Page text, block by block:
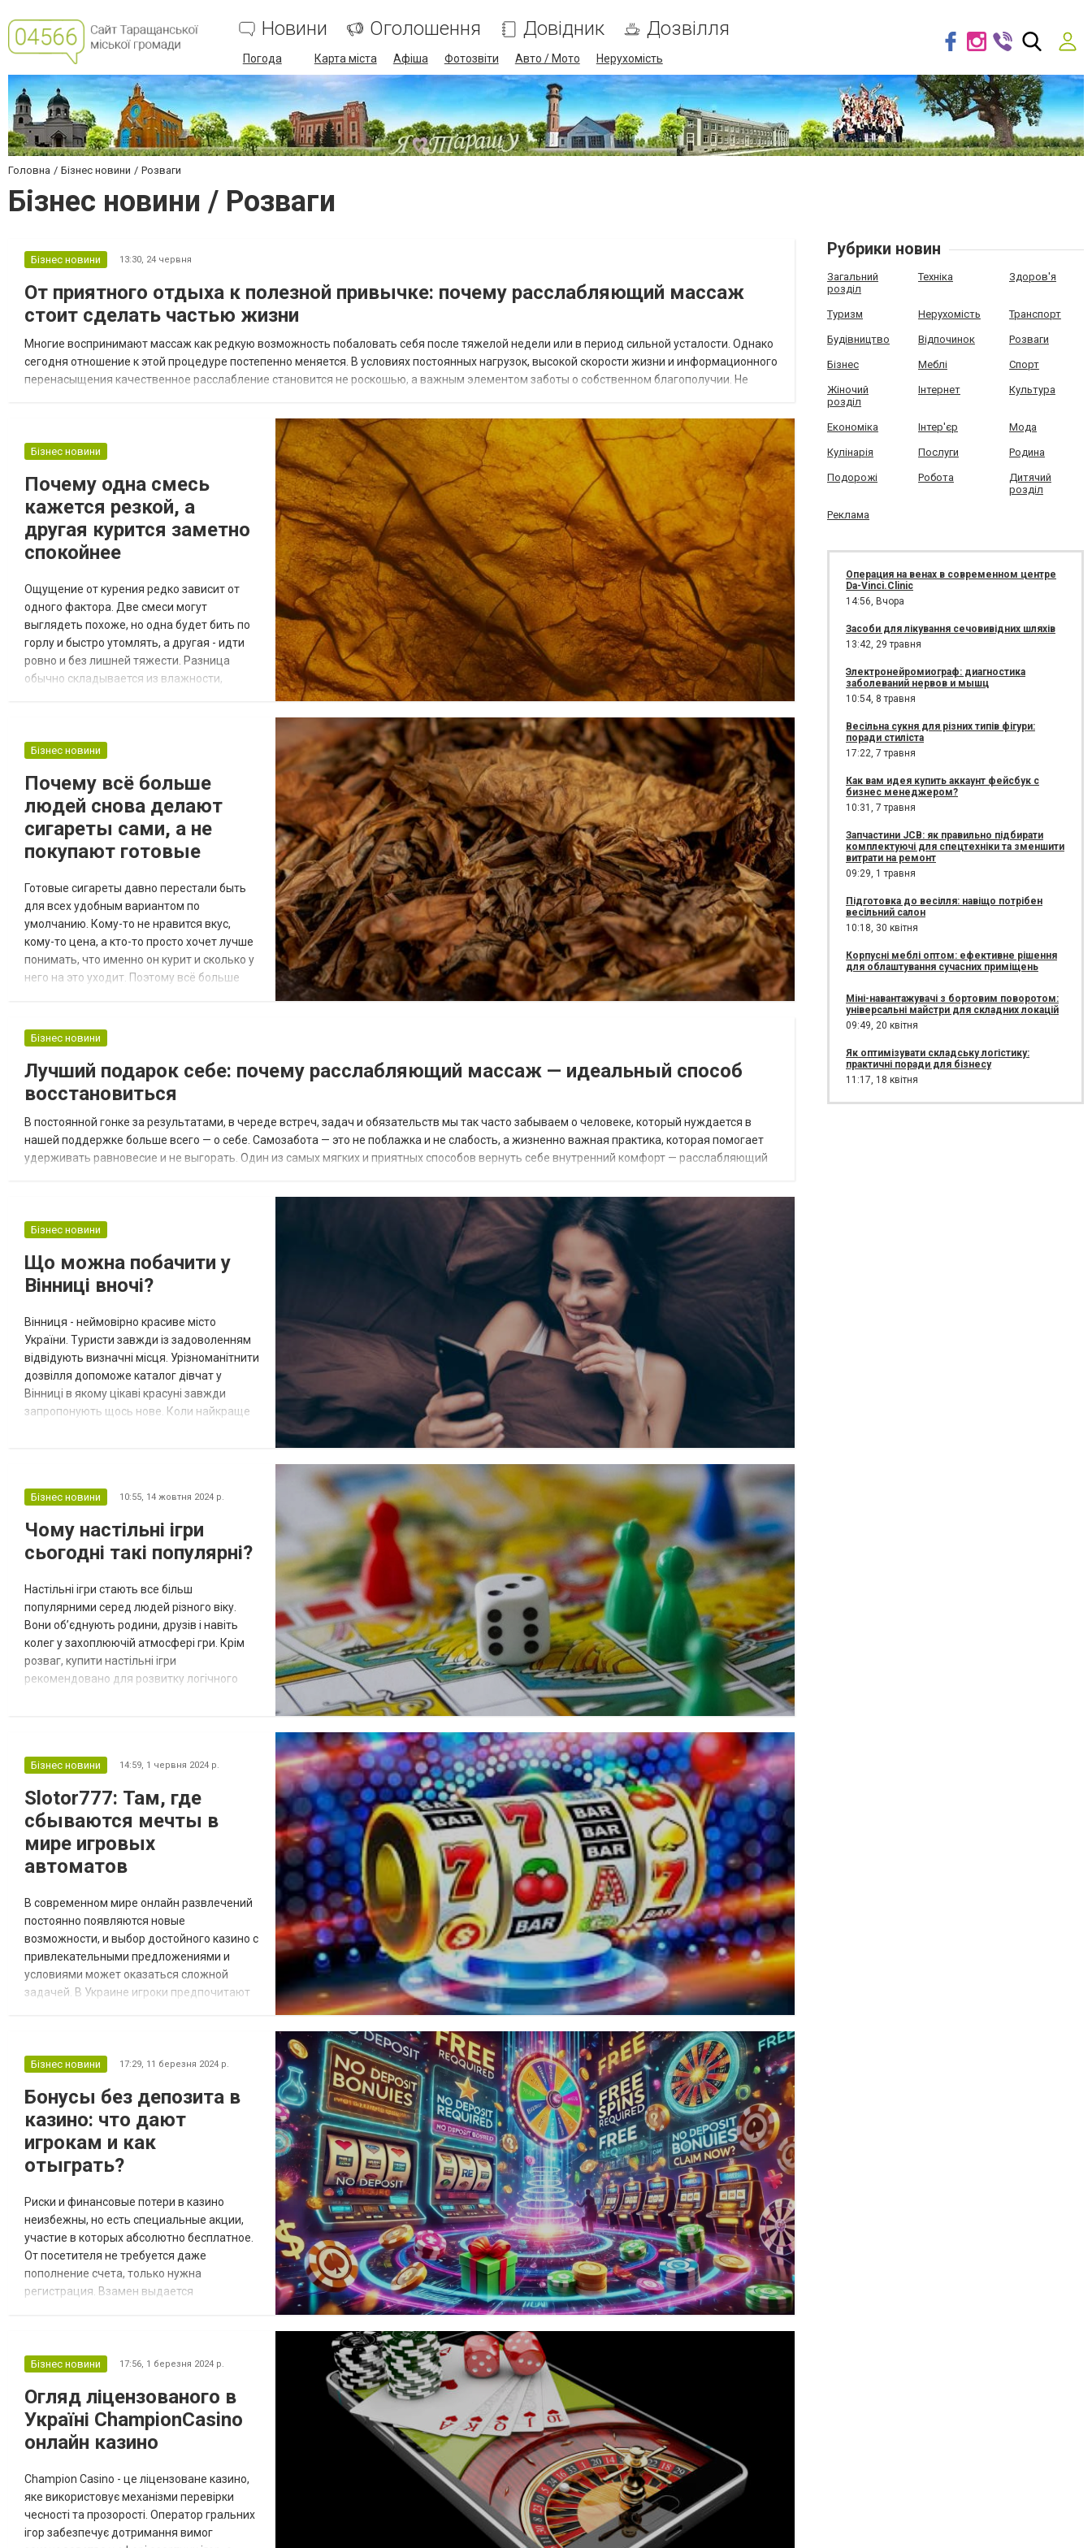
Новини Оголошення Довідник Дозвілля
Погода Карта міста Афіша Фотозвіти Авто / Мото Нерухомість
Головна Бізнес новини Розваги
Бізнес новини / Розваги
Бізнес новини 13:30, 24 червня
От приятного отдыха к полезной привычке: почему расслабляющий массаж
стоит сделать частью жизни
Многие воспринимают массаж как редкую возможность побаловать себя после тяжелой недели или в период сильной усталости. Однако
сегодня отношение к этой процедуре постепенно меняется. В условиях постоянных нагрузок, высокой скорости жизни и информационного
перенасыщения качественное расслабление становится не роскошью, а важным элементом заботы о собственном благополучии. Не
Бізнес новини
Почему одна смесь
кажется резкой, а
другая курится заметно
спокойнее
Ощущение от курения редко зависит от
одного фактора. Две смеси могут
выглядеть похоже, но одна будет бить по
горлу и быстро утомлять, а другая - идти
ровно и без лишней тяжести. Разница
обычно складывается из влажности,
Чаще всего резкость появляется не
потому что у неё сбит баланс влажности.
Табак на раз...
Бізнес новини
Почему всё больше
людей снова делают
сигареты сами, а не
покупают готовые
Готовые сигареты давно перестали быть
для всех удобным вариантом по
умолчанию. Кому-то не нравится вкус,
кому-то цена, а кто-то просто хочет лучше
понимать, что именно он курит и сколько у
него на это уходит. Поэтому всё больше
сигареты сами. Сколько смеси уходит при
разной привычке курения Когда человек
сам набивает сигареты, он довольно
быстро замечает, что расход можно
держать под кон...
Бізнес новини
Лучший подарок себе: почему расслабляющий массаж — идеальный способ
восстановиться
В постоянной гонке за результатами, в череде встреч, задач и обязательств мы так часто забываем о человеке, который нуждается в
нашей поддержке больше всего — о себе. Самозабота — это не поблажка и не слабость, а жизненно важная практика, которая помогает
удерживать равновесие и не выгорать. Один из самых мягких и приятных способов вернуть себе внутренний комфорт — расслабляющий
Бізнес новини
Що можна побачити у
Вінниці вночі?
Вінниця - неймовірно красиве місто
України. Туристи завжди із задоволенням
відвідують визначні місця. Урізноманітнити
дозвілля допоможе каталог дівчат у
Вінниці в якому цікаві красуні завжди
запропонують щось нове. Коли найкраще
до відвідування музеїв. Але ніч також не
Бізнес новини 10:55, 14 жовтня 2024 р.
Чому настільні ігри
сьогодні такі популярні?
Настільні ігри стають все більш
популярними серед людей різного віку.
Вони об’єднують родини, друзів і навіть
колег у захоплюючій атмосфері гри. Крім
розваг, купити настільні ігри
рекомендовано для розвитку логічного
відключення світла, коли електронні
чудовий спосіб провести ча...
Бізнес новини 14:59, 1 червня 2024 р.
Slotor777: Там, где
сбываются мечты в
мире игровых
автоматов
В современном мире онлайн развлечений
постоянно появляются новые
возможности, и выбор достойного казино с
привлекательными предложениями и
условиями может оказаться сложной
задачей. В Украине игроки предпочитают
украинского рынка онлайн казино в году
https://slotor777.com.ua/ зарекомендовал
себя благодаря...
Бізнес новини 17:29, 11 березня 2024 р.
Бонусы без депозита в
казино: что дают
игрокам и как
отыграть?
Риски и финансовые потери в казино
неизбежны, но есть специальные акции,
участие в которых абсолютно бесплатное.
От посетителя не требуется даже
пополнение счета, только нужна
регистрация. Взамен выдается
регистрацию Чтобы побудить
запускают особые типы акций, которыми
могут воспользоваться только новички.
Это поль...
Бізнес новини 17:56, 1 березня 2024 р.
Огляд ліцензованого в
Україні ChampionCasino
онлайн казино
Champion Casino - це ліцензоване казино,
яке використовує механізми перевірки
чесності та прозорості. Оператор гральних
ігор забезпечує дотримання вимог
Рубрики новин
Загальний
розділ
Техніка Здоров'я
Туризм Нерухомість Транспорт
Будівництво Відпочинок Розваги
Бізнес Меблі Спорт
Жіночий
розділ
Інтернет Культура
Економіка Інтер'єр Мода
Кулінарія Послуги Родина
Подорожі Робота
Дитячий
розділ
Реклама
Операция на венах в современном центре
Da-Vinci.Clinic
14:56, Вчора
Засоби для лікування сечовивідних шляхів
13:42, 29 травня
Электронейромиограф: диагностика
заболеваний нервов и мышц
10:54, 8 травня
Весільна сукня для різних типів фігури:
поради стиліста
17:22, 7 травня
Как вам идея купить аккаунт фейсбук с
бизнес менеджером?
10:31, 7 травня
Запчастини JCB: як правильно підбирати
комплектуючі для спецтехніки та зменшити
витрати на ремонт
09:29, 1 травня
Підготовка до весілля: навіщо потрібен
весільний салон
10:18, 30 квітня
Корпусні меблі оптом: ефективне рішення
для облаштування сучасних приміщень
Міні-навантажувачі з бортовим поворотом:
універсальні майстри для складних локацій
09:49, 20 квітня
Як оптимізувати складську логістику:
практичні поради для бізнесу
11:17, 18 квітня